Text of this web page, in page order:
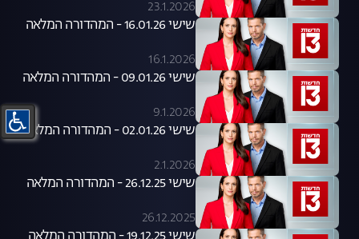
23.1.2026
שישי 16.01.26 - המהדורה המלאה
16.1.2026
שישי 09.01.26 - המהדורה המלאה
9.1.2026
שישי 02.01.26 - המהדורה המלאה
2.1.2026
שישי 26.12.25 - המהדורה המלאה
26.12.2025